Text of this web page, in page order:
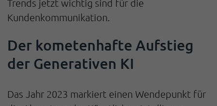
Trends jetzt wichtig sind für die
Kundenkommunikation.
Der kometenhafte Aufstieg
der Generativen KI
Das Jahr 2023 markiert einen Wendepunkt für